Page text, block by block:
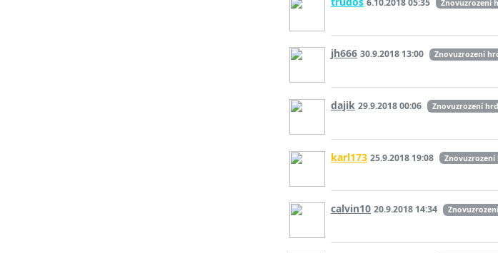
Znovuzrození
jh666 30.9.2018 13:00 Znovuzrození
dajik 29.9.2018 00:06 Znovuzrození
karl173 25.9.2018 19:08 Znovuzrození
calvin10 20.9.2018 14:34